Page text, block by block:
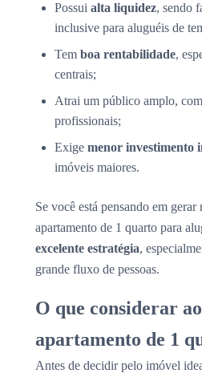
Possui alta liquidez, sendo
inclusive para aluguéis de
Tem boa rentabilidade,
centrais;
Atrai um público amplo,
profissionais;
Exige menor investimento
imóveis maiores.
Se você está pensando em
apartamento de 1 quarto para
excelente estratégia,
grande fluxo de pessoas.
O que considerar
apartamento de 1
Antes de decidir pelo imóvel